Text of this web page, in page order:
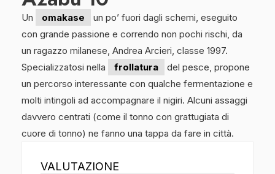
Un omakase
un po’ fuori dagli schemi, eseguito
con grande passione e correndo non pochi rischi, da
un ragazzo milanese, Andrea Arcieri, classe 1997.
Specializzatosi nella
frollatura
del pesce, propone
un percorso interessante con qualche fermentazione e
molti intingoli ad accompagnare il nigiri. Alcuni assaggi
davvero centrati (come il tonno con grattugiata di
cuore di tonno) ne fanno una tappa da fare in città.
VALUTAZIONE